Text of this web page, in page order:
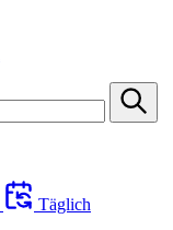
Täglich